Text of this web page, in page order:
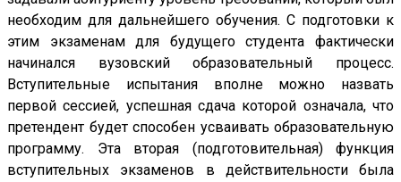
необходим для дальнейшего обучения. С подготовки к
этим экзаменам для будущего студента фактически
начинался вузовский образовательный процесс.
Вступительные испытания вполне можно назвать
первой сессией, успешная сдача которой означала, что
претендент будет способен усваивать образовательную
программу. Эта вторая (подготовительная) функция
вступительных экзаменов в действительности была